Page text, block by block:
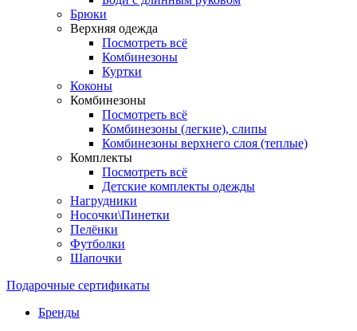
Брюки
Верхняя одежда
Посмотреть всё
Комбинезоны
Куртки
Коконы
Комбинезоны
Посмотреть всё
Комбинезоны (легкие), слипы
Комбинезоны верхнего слоя (теплые)
Комплекты
Посмотреть всё
Детские комплекты одежды
Нагрудники
Носочки\Пинетки
Пелёнки
Футболки
Шапочки
Подарочные сертификаты
Бренды